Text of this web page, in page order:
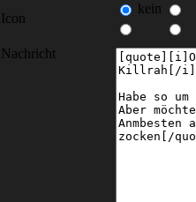
Icon
kein
Nachricht